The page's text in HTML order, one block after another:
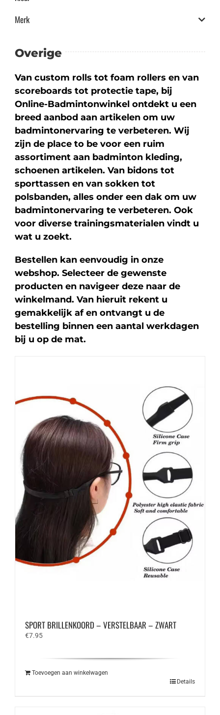
Merk
Overige
Van custom rolls tot foam rollers en van
scoreboards tot protectie tape, bij
Online-Badmintonwinkel ontdekt u een
breed aanbod aan artikelen om uw
badmintonervaring te verbeteren. Wij
zijn de place to be voor een ruim
assortiment aan badminton kleding,
schoenen artikelen. Van bidons tot
sporttassen en van sokken tot
polsbanden, alles onder een dak om uw
badmintonervaring te verbeteren. Ook
voor diverse trainingsmaterialen vindt u
wat u zoekt.
Bestellen kan eenvoudig in onze
webshop. Selecteer de gewenste
producten en navigeer deze naar de
winkelmand. Van hieruit rekent u
gemakkelijk af en ontvangt u de
bestelling binnen een aantal werkdagen
bij u op de mat.
SPORT BRILLENKOORD – VERSTELBAAR – ZWART
€7.95
Toevoegen aan winkelwagen
Details